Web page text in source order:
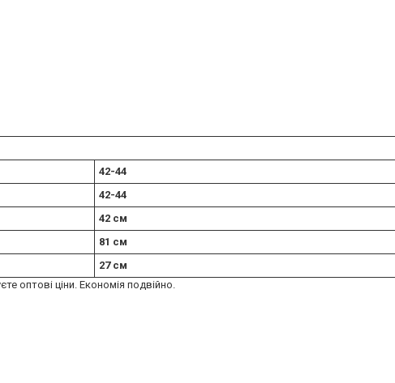
42-44
42-44
42 см
81 см
27 см
оптові ціни. Економія подвійно.